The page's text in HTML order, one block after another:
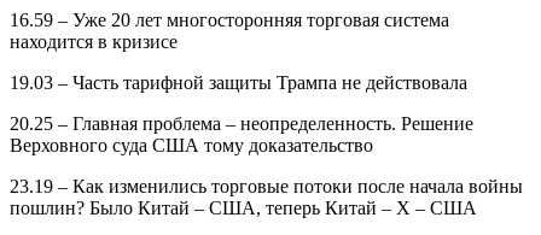
16.59 – Уже 20 лет многосторонняя торговая система
находится в кризисе
19.03 – Часть тарифной защиты Трампа не действовала
20.25 – Главная проблема – неопределенность. Решение
Верховного суда США тому доказательство
23.19 – Как изменились торговые потоки после начала войны
пошлин? Было Китай – США, теперь Китай – Х – США